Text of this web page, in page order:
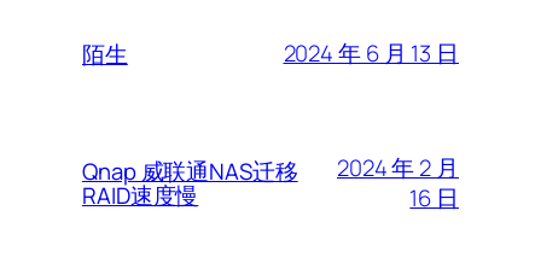
陌生 2024 年 6 月 13 日
Qnap 威联通NAS迁移
RAID速度慢
2024 年 2 月
16 日